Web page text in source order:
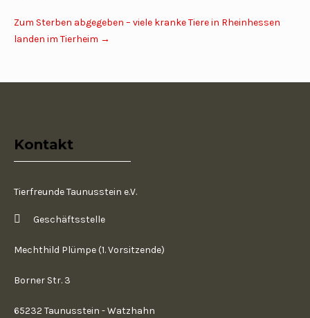
Zum Sterben abgegeben – viele kranke Tiere in Rheinhessen
landen im Tierheim →
Kontakt
Tierfreunde Taunusstein e.V.
Geschäftsstelle
Mechthild Plümpe (1. Vorsitzende)
Borner Str. 3
65232 Taunusstein - Watzhahn